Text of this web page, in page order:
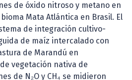
de óxido nitroso y metano en
Mata Atlántica en Brasil. El
de integración cultivo-
de maíz intercalado con
de Marandú en
vegetación nativa de
de N₂O y CH₄ se midieron